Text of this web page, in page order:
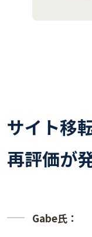
サイト移
再評価が
Gabe氏：